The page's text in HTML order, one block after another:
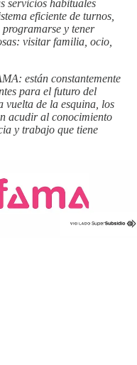
servicios habituales
eficiente de turnos,
y tener
visitar familia, ocio,
están constantemente
para el futuro del
vuelta de la esquina, los
acudir al conocimiento
y trabajo que tiene